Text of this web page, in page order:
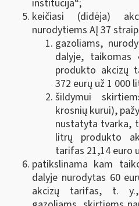
institucija“;
keičiasi (didėja)
nurodytiems AĮ 37
gazoliams,
dalyje,
produkto akcizų
372 eurų už 1 000
šildymui
krosnių kurui),
nustatyta tvarka,
litrų produkto
tarifas 21,14 euro
patikslinama kam
dalyje nurodytas 60
akcizų tarifas, t.